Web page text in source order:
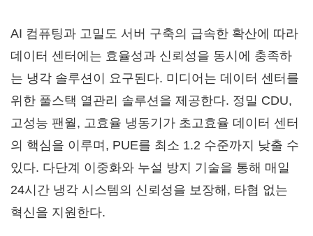
AI 컴퓨팅과 고밀도 서버 구축의 급속한 확산에 따라
데이터 센터에는 효율성과 신뢰성을 동시에 충족하
는 냉각 솔루션이 요구된다. 미디어는 데이터 센터를
위한 풀스택 열관리 솔루션을 제공한다. 정밀 CDU,
고성능 팬월, 고효율 냉동기가 초고효율 데이터 센터
의 핵심을 이루며, PUE를 최소 1.2 수준까지 낮출 수
있다. 다단계 이중화와 누설 방지 기술을 통해 매일
24시간 냉각 시스템의 신뢰성을 보장해, 타협 없는
혁신을 지원한다.